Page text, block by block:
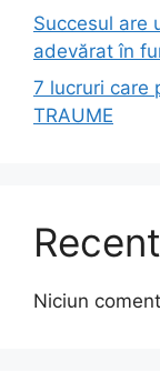
Succesul are
adevărat în
7 lucruri care
TRAUME
Niciun